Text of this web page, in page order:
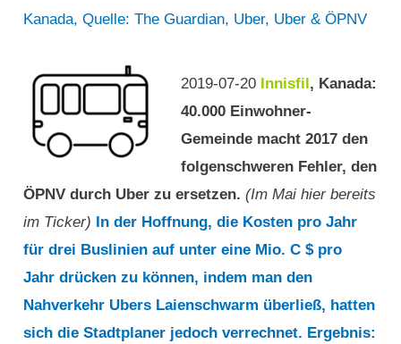
Kanada,Quelle: The Guardian, Uber, Uber & ÖPNV
2019-07-20 Innisfil, Kanada:
40.000 Einwohner-
Gemeinde macht 2017 den
folgenschweren Fehler, den
ÖPNV durch Uber zu ersetzen. (Im Mai hier bereits
im Ticker) In der Hoffnung, die Kosten pro Jahr
für drei Buslinien auf unter eine Mio. C $ pro
Jahr drücken zu können, indem man den
Nahverkehr Ubers Laienschwarm überließ, hatten
sich die Stadtplaner jedoch verrechnet. Ergebnis: